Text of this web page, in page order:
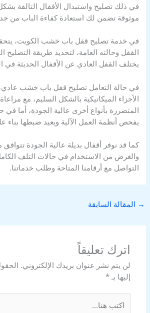
في ذلك تصليح واستبدال الأقفال التالفة
موثوقة تضمن لك استعادة كفاءة الباب من
في خدمة تصليح قفل باب خشب الكويت،
القفل وحالته العامة، لتحديد طريقة
يختلف القفل العادي عن الأقفال الحديثة في
في حالة التعامل تصليح قفل باب خشب
الأجزاء الميكانيكية بالشكل السليم، مع
المتضررة بأنواع أخرى عالية الجودة، أما في
يفحص أنظمة العمل الآلية ويعيد ضبطها بناء
كما قد نوفر أقفال بديلة عالية الجودة
والغرض من الاستخدام في حالات التلف
التواصل مع أرقامنا المتاحة وطلب خدماتنا.
→ المقالة السابقة
اترك تعليقاً
لن يتم نشر عنوان بريدك الإلكتروني.
إليها بـ*
هنا...